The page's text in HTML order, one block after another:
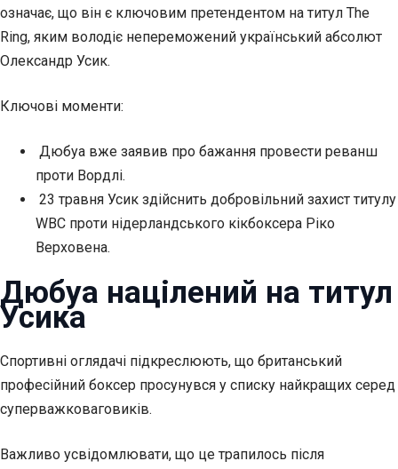
означає, що він є ключовим претендентом на титул The
Ring, яким володіє непереможений український абсолют
Олександр Усик.
Ключові моменти:
Дюбуа вже заявив про бажання провести реванш
проти Вордлі.
23 травня Усик здійснить добровільний захист титулу
WBC проти нідерландського кікбоксера Ріко
Верховена.
Дюбуа націлений на титул
Усика
Спортивні оглядачі підкреслюють, що британський
професійний боксер просунувся у списку найкращих серед
суперважковаговиків.
Важливо усвідомлювати, що це трапилось після